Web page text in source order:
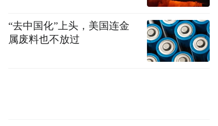
“去中国化”上头，美国连金
属废料也不放过